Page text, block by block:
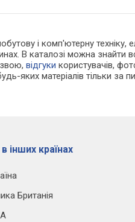
і комп'ютерну
В каталозі можна
відгуки користувачів,
яких матеріалів тільки за
інших країнах
Британія